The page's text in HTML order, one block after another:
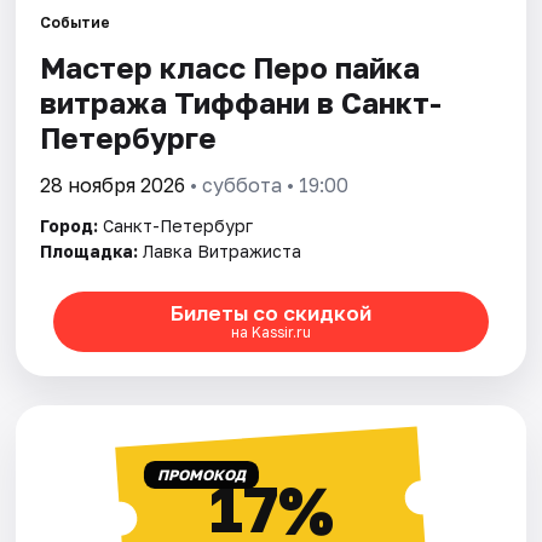
Города
Площадки
Артисты
Рейтинги
Событие
Мастер класс Перо пайка
витража Тиффани в Санкт-
Петербурге
28 ноября 2026 • суббота • 19:00
Город: Санкт-Петербург
Площадка: Лавка Витражиста
Билеты со скидкой
на Kassir.ru
ПРОМОКОД17%